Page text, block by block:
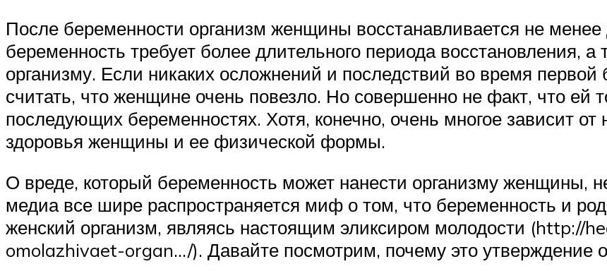
После беременности организм женщины восстанавливается не
беременность требует более длительного периода восстановления,
организму. Если никаких осложнений и последствий во время
считать, что женщине очень повезло. Но совершенно не факт, что ей
последующих беременностях. Хотя, конечно, очень многое зависит от
здоровья женщины и ее физической формы.
О вреде, который беременность может нанести организму женщины,
медиа все шире распространяется миф о том, что беременность и
женский организм, являясь настоящим эликсиром молодости (http://
omolazhivaet-organ…/). Давайте посмотрим, почему это утверждение